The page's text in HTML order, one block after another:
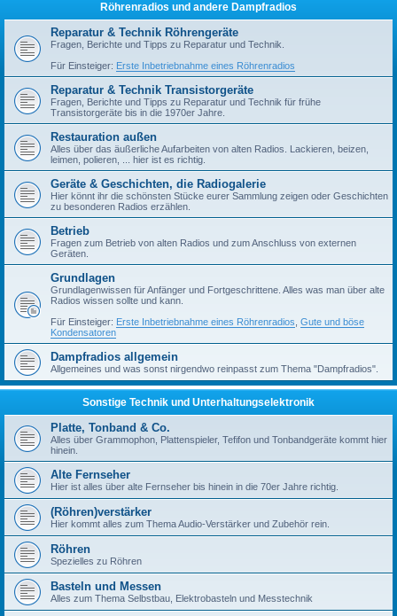
Röhrenradios und andere Dampfradios
Reparatur & Technik Röhrengeräte
Fragen, Berichte und Tipps zu Reparatur und Technik.
Für Einsteiger: Erste Inbetriebnahme eines Röhrenradios
Reparatur & Technik Transistorgeräte
Fragen, Berichte und Tipps zu Reparatur und Technik für frühe
Transistorgeräte bis in die 1970er Jahre.
Restauration außen
Alles über das äußerliche Aufarbeiten von alten Radios. Lackieren, beizen,
leimen, polieren, ... hier ist es richtig.
Geräte & Geschichten, die Radiogalerie
Hier könnt ihr die schönsten Stücke eurer Sammlung zeigen oder Geschichten
zu besonderen Radios erzählen.
Betrieb
Fragen zum Betrieb von alten Radios und zum Anschluss von externen
Geräten.
Grundlagen
Grundlagenwissen für Anfänger und Fortgeschrittene. Alles was man über alte
Radios wissen sollte und kann.
Für Einsteiger: Erste Inbetriebnahme eines Röhrenradios Gute und böse
Kondensatoren
Dampfradios allgemein
Allgemeines und was sonst nirgendwo reinpasst zum Thema "Dampfradios".
Sonstige Technik und Unterhaltungselektronik
Platte, Tonband & Co.
Alles über Grammophon, Plattenspieler, Tefifon und Tonbandgeräte kommt hier
hinein.
Alte Fernseher
Hier ist alles über alte Fernseher bis hinein in die 70er Jahre richtig.
(Röhren)verstärker
Hier kommt alles zum Thema Audio-Verstärker und Zubehör rein.
Röhren
Spezielles zu Röhren
Basteln und Messen
Alles zum Thema Selbstbau, Elektrobasteln und Messtechnik